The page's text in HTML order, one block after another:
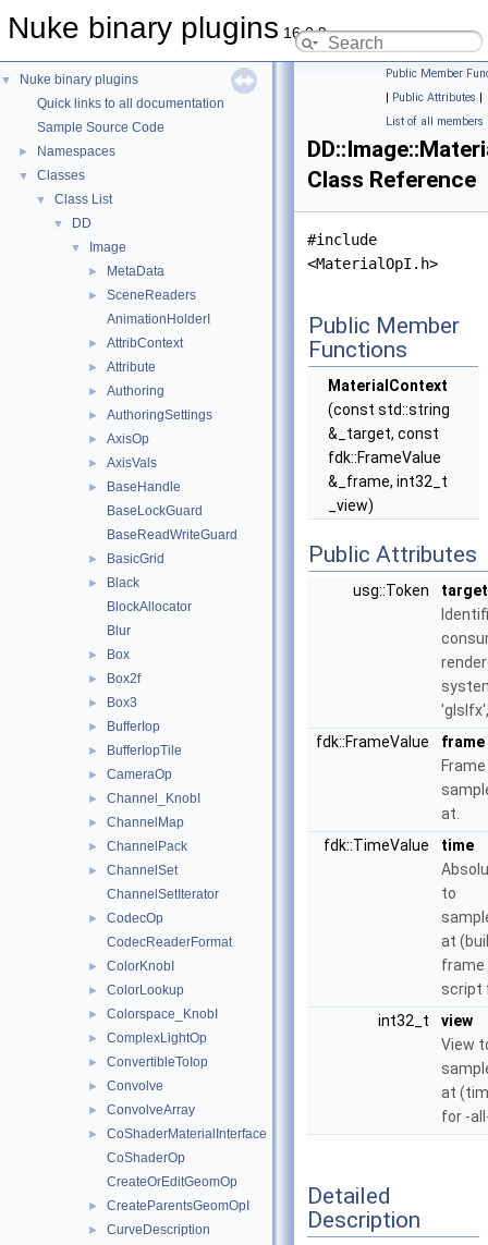
Nuke binary plugins 16.0.9
▼
Nuke binary plugins
Quick links to all documentation
Sample Source Code
► Namespaces
▼ Classes
▼ Class List
▼ DD
▼ Image
► MetaData
►
SceneReaders
AnimationHolderI
► AttribContext
► Attribute
► Authoring
► AuthoringSettings
► AxisOp
► AxisVals
►
BaseHandle
BaseLockGuard
BaseReadWriteGuard
► BasicGrid
►
Black
BlockAllocator
Blur
► Box
► Box2f
► Box3
► BufferIop
► BufferIopTile
► CameraOp
► Channel_KnobI
► ChannelMap
► ChannelPack
►
ChannelSet
ChannelSetIterator
►
CodecOp
CodecReaderFormat
► ColorKnobI
► ColorLookup
► Colorspace_KnobI
► ComplexLightOp
► ConvertibleToIop
► Convolve
► ConvolveArray
►
CoShaderMaterialInterface
CoShaderOp
CreateOrEditGeomOp
► CreateParentsGeomOpI
► CurveDescription
Public Member
| Public Attributes |
List of all members
Class Reference
#include
<MaterialOpI.h>
Public Member
Functions
MaterialContext
(const std::string
&_target, const
fdk::FrameValue
&_frame, int32_t
_view)
Public Attributes
usg::Token
target
fdk::FrameValue
frame
at.
fdk::TimeValue
time
to
at
frame
script
int32_t
view
View
at
for -
Detailed
Description